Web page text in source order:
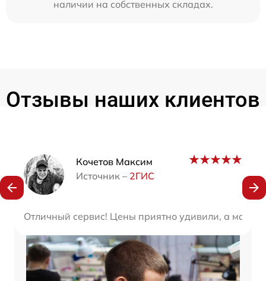
наличии на собственных складах.
Отзывы наших клиентов
Кочетов Максим
Источник – 2ГИС
Отличный сервис! Цены приятно удивили, а
Наши мастера